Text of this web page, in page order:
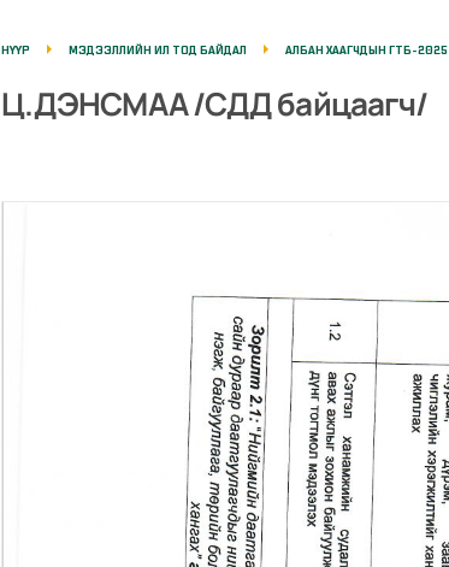
НҮҮР МЭДЭЭЛЛИЙН ИЛ ТОД БАЙДАЛ АЛБАН ХААГЧДЫН ГТБ-2025
Ц.ДЭНСМАА /СДД байцаагч/